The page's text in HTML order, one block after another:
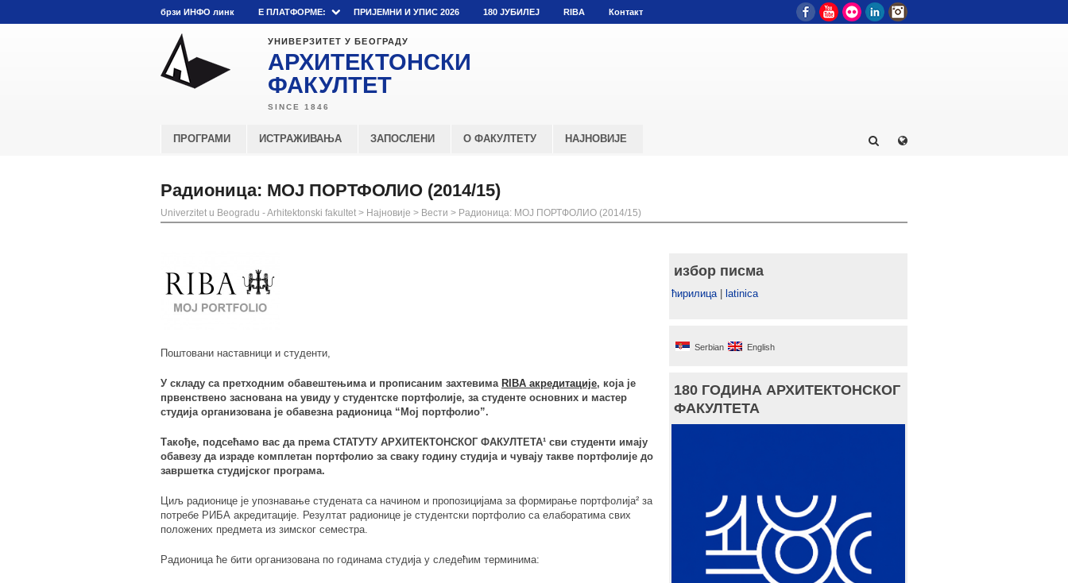
брзи ИНФО линк E ПЛАТФОРМЕ: ПРИЈЕМНИ И УПИС 2026 180 ЈУБИЛЕЈ RIBA Контакт FacebookYouTube
Flickr LinkedIn
УНИВЕРЗИТЕТ У БЕОГРАДУ
АРХИТЕКТОНСКИ
ФАКУЛТЕТ
ПРОГРАМИ ИСТРАЖИВАЊА ЗАПОСЛЕНИ О ФАКУЛТЕТУ НАЈНОВИЈЕ
Радионица: МОЈ ПОРТФОЛИО (2014/15)
Univerzitet u Beogradu - Arhitektonski fakultet > Најновије > Вести > Радионица: МОЈ ПОРТФОЛИО (2014/15)
Поштовани наставници и студенти,
У складу са претходним обавештењима и прописаним захтевима RIBA акредитације, која је
првенствено заснована на увиду у студентске портфолије, за студенте основних и мастер
студија организована је обавезна радионица “Мој портфолио”.
Такође, подсећамо вас да према СТАТУТУ АРХИТЕКТОНСКОГ ФАКУЛТЕТА¹ сви студенти имају
обавезу да израде комплетан портфолио за сваку годину студија и чувају такве портфолије до
завршетка студијског програма.
Циљ радионице је упознавање студената са начином и пропозицијама за формирање портфолија² за
потребе РИБА акредитације. Резултат радионице је студентски портфолио са елаборатима свих
положених предмета из зимског семестра.
Радионица ће бити организована по годинама студија у следећим терминима:
избор писма
ћирилица| latinica
Serbian English
180 ГОДИНА АРХИТЕКТОНСКОГ
ФАКУЛТЕТА